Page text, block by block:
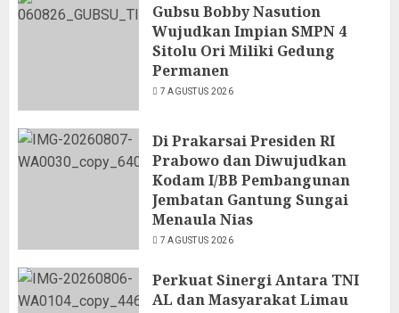
Gubsu Bobby Nasution
Wujudkan Impian SMPN 4
Sitolu Ori Miliki Gedung
Permanen
7 AGUSTUS 2026
Di Prakarsai Presiden RI
Prabowo dan Diwujudkan
Kodam I/BB Pembangunan
Jembatan Gantung Sungai
Menaula Nias
7 AGUSTUS 2026
Perkuat Sinergi Antara TNI
AL dan Masyarakat Limau